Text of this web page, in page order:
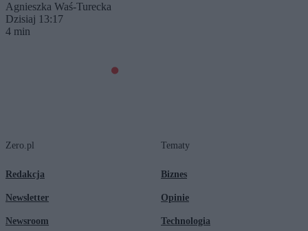
Agnieszka Waś-Turecka
Dzisiaj 13:17
4 min
Zero.pl
Redakcja
Newsletter
Newsroom
Tematy
Biznes
Opinie
Technologia